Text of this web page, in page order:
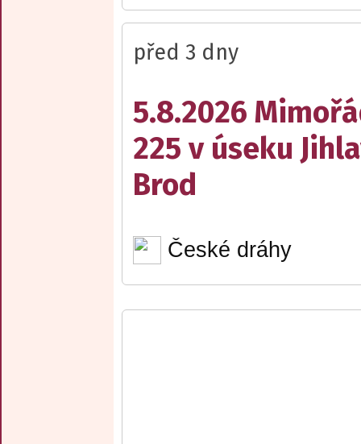
před 3 dny
5.8.2026
225 v úseku
Brod
České dráhy